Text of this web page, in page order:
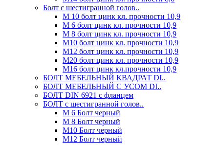
Болт с шестигранной голов..
М 10 болт цинк кл. прочности 10,9
М 6 болт цинк кл. прочности 10,9
М 8 болт цинк кл. прочности 10,9
М10 болт цинк кл. прочности 10,9
М12 болт цинк кл. прочности 10,9
М20 болт цинк кл. прочности 10,9
М16 болт цинк кл.прочности 10,9
БОЛТ МЕБЕЛЬНЫЙ КВАДРАТ DI..
БОЛТ МЕБЕЛЬНЫЙ С УСОМ DI..
БОЛТ DIN 6921 c фланцем
БОЛТ с шестигранной голов..
М 6 Болт черный
М 8 Болт черный
М10 Болт черный
М12 Болт черный